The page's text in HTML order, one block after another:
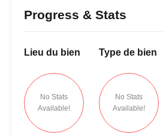
Progress & Stats
Lieu du bien
No Stats
Available!
Type de bien
No Stats
Available!